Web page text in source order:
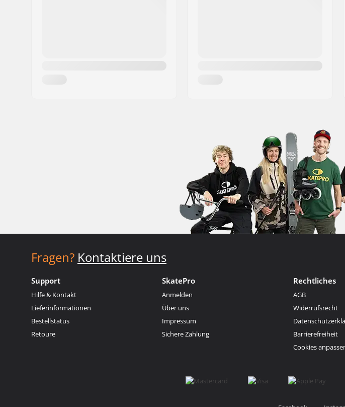
Fragen? Kontaktiere uns
Support
Hilfe & Kontakt
Lieferinformationen
Bestellstatus
Retoure
SkatePro
Anmelden
Über uns
Impressum
Sichere Zahlung
Rechtliches
AGB
Widerrufsrecht
Barrierefreiheit
Cookies